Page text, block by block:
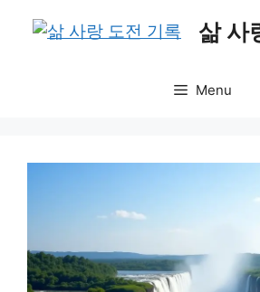
삶 사
Menu